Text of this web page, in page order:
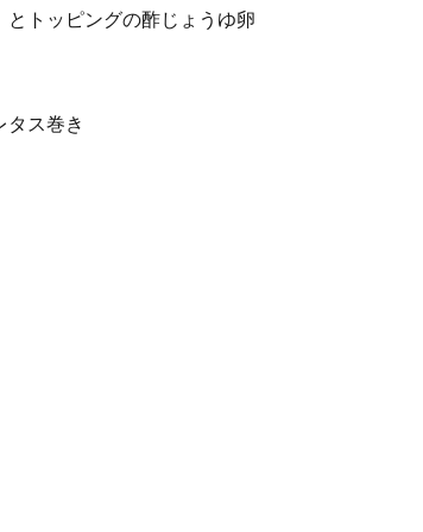
トッピングの酢じょうゆ卵
タス巻き